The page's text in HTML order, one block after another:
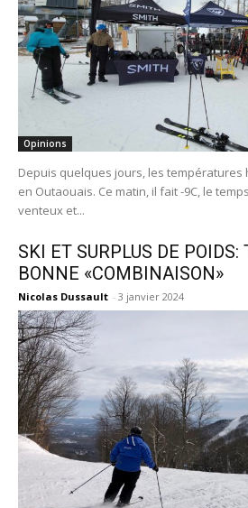
Opinions
Depuis quelques jours, les
en Outaouais. Ce matin, il fait -9C, le
venteux et...
SKI ET SURPLUS DE POIDS:
BONNE «COMBINAISON»
Nicolas Dussault - 3 janvier 2024